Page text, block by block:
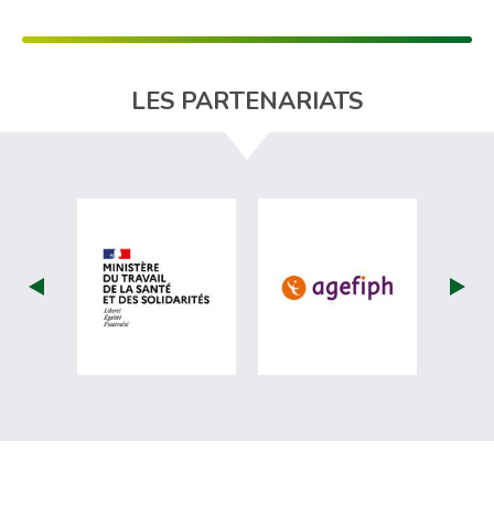
LES PARTENARIATS
visiter les site de Ministère du travail
visiter les